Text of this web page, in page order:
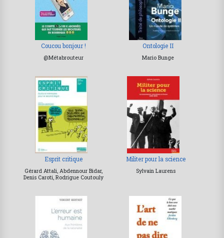
Coucou bonjour !
@Métabrouteur
Ontologie II
Mario Bunge
Esprit critique
Gérard Attali, Abdennour Bidar,
Denis Caroti, Rodrigue Coutouly
Militer pour la science
Sylvain Laurens